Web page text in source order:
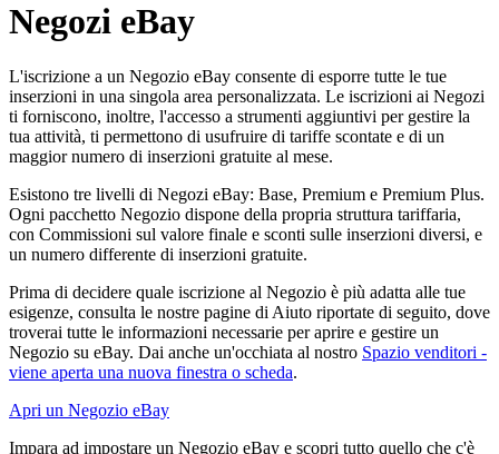
Negozi eBay
L'iscrizione a un Negozio eBay consente di esporre tutte le tue
inserzioni in una singola area personalizzata. Le iscrizioni ai Negozi
ti forniscono, inoltre, l'accesso a strumenti aggiuntivi per gestire la
tua attività, ti permettono di usufruire di tariffe scontate e di un
maggior numero di inserzioni gratuite al mese.
Esistono tre livelli di Negozi eBay: Base, Premium e Premium Plus.
Ogni pacchetto Negozio dispone della propria struttura tariffaria,
con Commissioni sul valore finale e sconti sulle inserzioni diversi, e
un numero differente di inserzioni gratuite.
Prima di decidere quale iscrizione al Negozio è più adatta alle tue
esigenze, consulta le nostre pagine di Aiuto riportate di seguito, dove
troverai tutte le informazioni necessarie per aprire e gestire un
Negozio su eBay. Dai anche un'occhiata al nostro Spazio venditori -
viene aperta una nuova finestra o scheda.
Apri un Negozio eBay
Impara ad impostare un Negozio eBay e scopri tutto quello che c'è